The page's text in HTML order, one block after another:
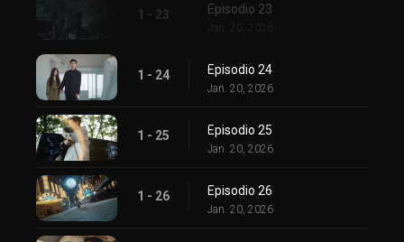
1 - 23 Episodio 23
Jan. 20, 2026
1 - 24 Episodio 24
Jan. 20, 2026
1 - 25 Episodio 25
Jan. 20, 2026
1 - 26 Episodio 26
Jan. 20, 2026